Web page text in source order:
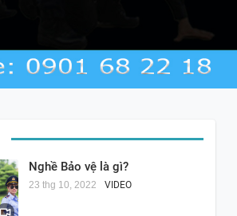
Nghề Bảo vệ là gì?
23 thg 10, 2022 VIDEO